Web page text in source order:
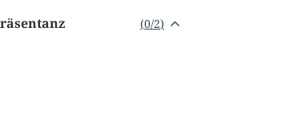
(0/2)